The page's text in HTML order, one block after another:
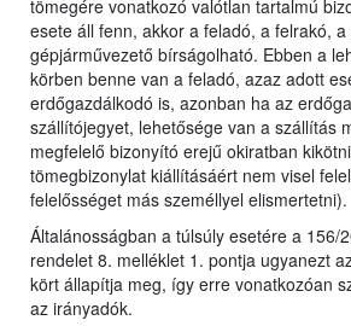
tömegére vonatkozó valótlan tartalmú
esete áll fenn, akkor a feladó, a felrakó,
gépjárművezető bírságolható. Ebben a
körben benne van a feladó, azaz adott
erdőgazdálkodó is, azonban ha az
szállítójegyet, lehetősége van a szállítás
megfelelő bizonyító erejű okiratban
tömegbizonylat kiállításáért nem visel
felelősséget más személlyel elismertetni).
Általánosságban a túlsúly esetére a 156/
rendelet 8. melléklet 1. pontja ugyanezt
kört állapítja meg, így erre vonatkozóan
az irányadók.